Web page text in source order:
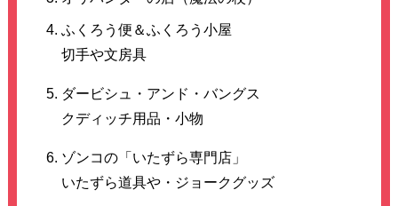
ふくろう便＆ふくろう小屋
切手や文房具
ダービシュ・アンド・バングス
クディッチ用品・小物
ゾンコの「いたずら専門店」
いたずら道具や・ジョークグッズ